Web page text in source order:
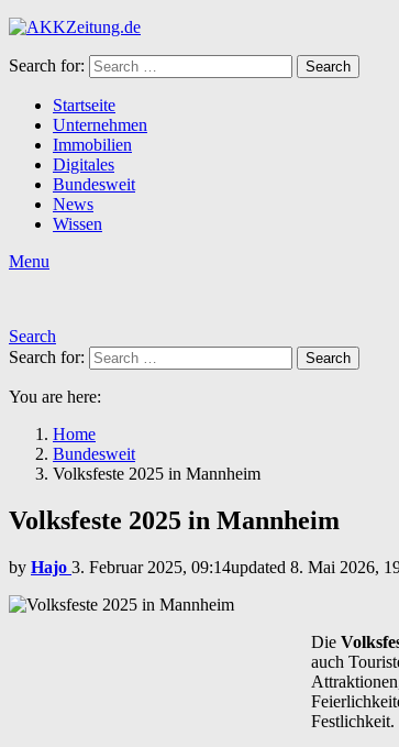
Search for: Search
Startseite
Unternehmen
Immobilien
Digitales
Bundesweit
News
Wissen
Menu
Search
Search for:
Search
You are here:
Home
Bundesweit
Volksfeste 2025 in Mannheim
Volksfeste 2025 in Mannheim
by Hajo 3. Februar 2025, 09:14updated 8. Mai 2026,
Die
auch
Festlichkeit.